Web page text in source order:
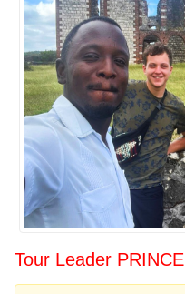
Tour Leader PRINCE